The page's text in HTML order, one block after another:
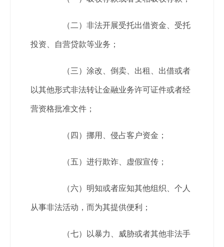
（二）非法开展受托出借资金、受托
投资、自营贷款等业务；
（三）涂改、倒卖、出租、出借或者
以其他形式非法转让金融业务许可证件或者经
营资格批准文件；
（四）挪用、侵占客户资金；
（五）进行欺诈、虚假宣传；
（六）明知或者应知其他组织、个人
从事非法活动，而为其提供便利；
（七）以暴力、威胁或者其他非法手